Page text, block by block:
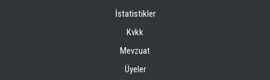
İstatistikler
Kvkk
Mevzuat
Üyeler